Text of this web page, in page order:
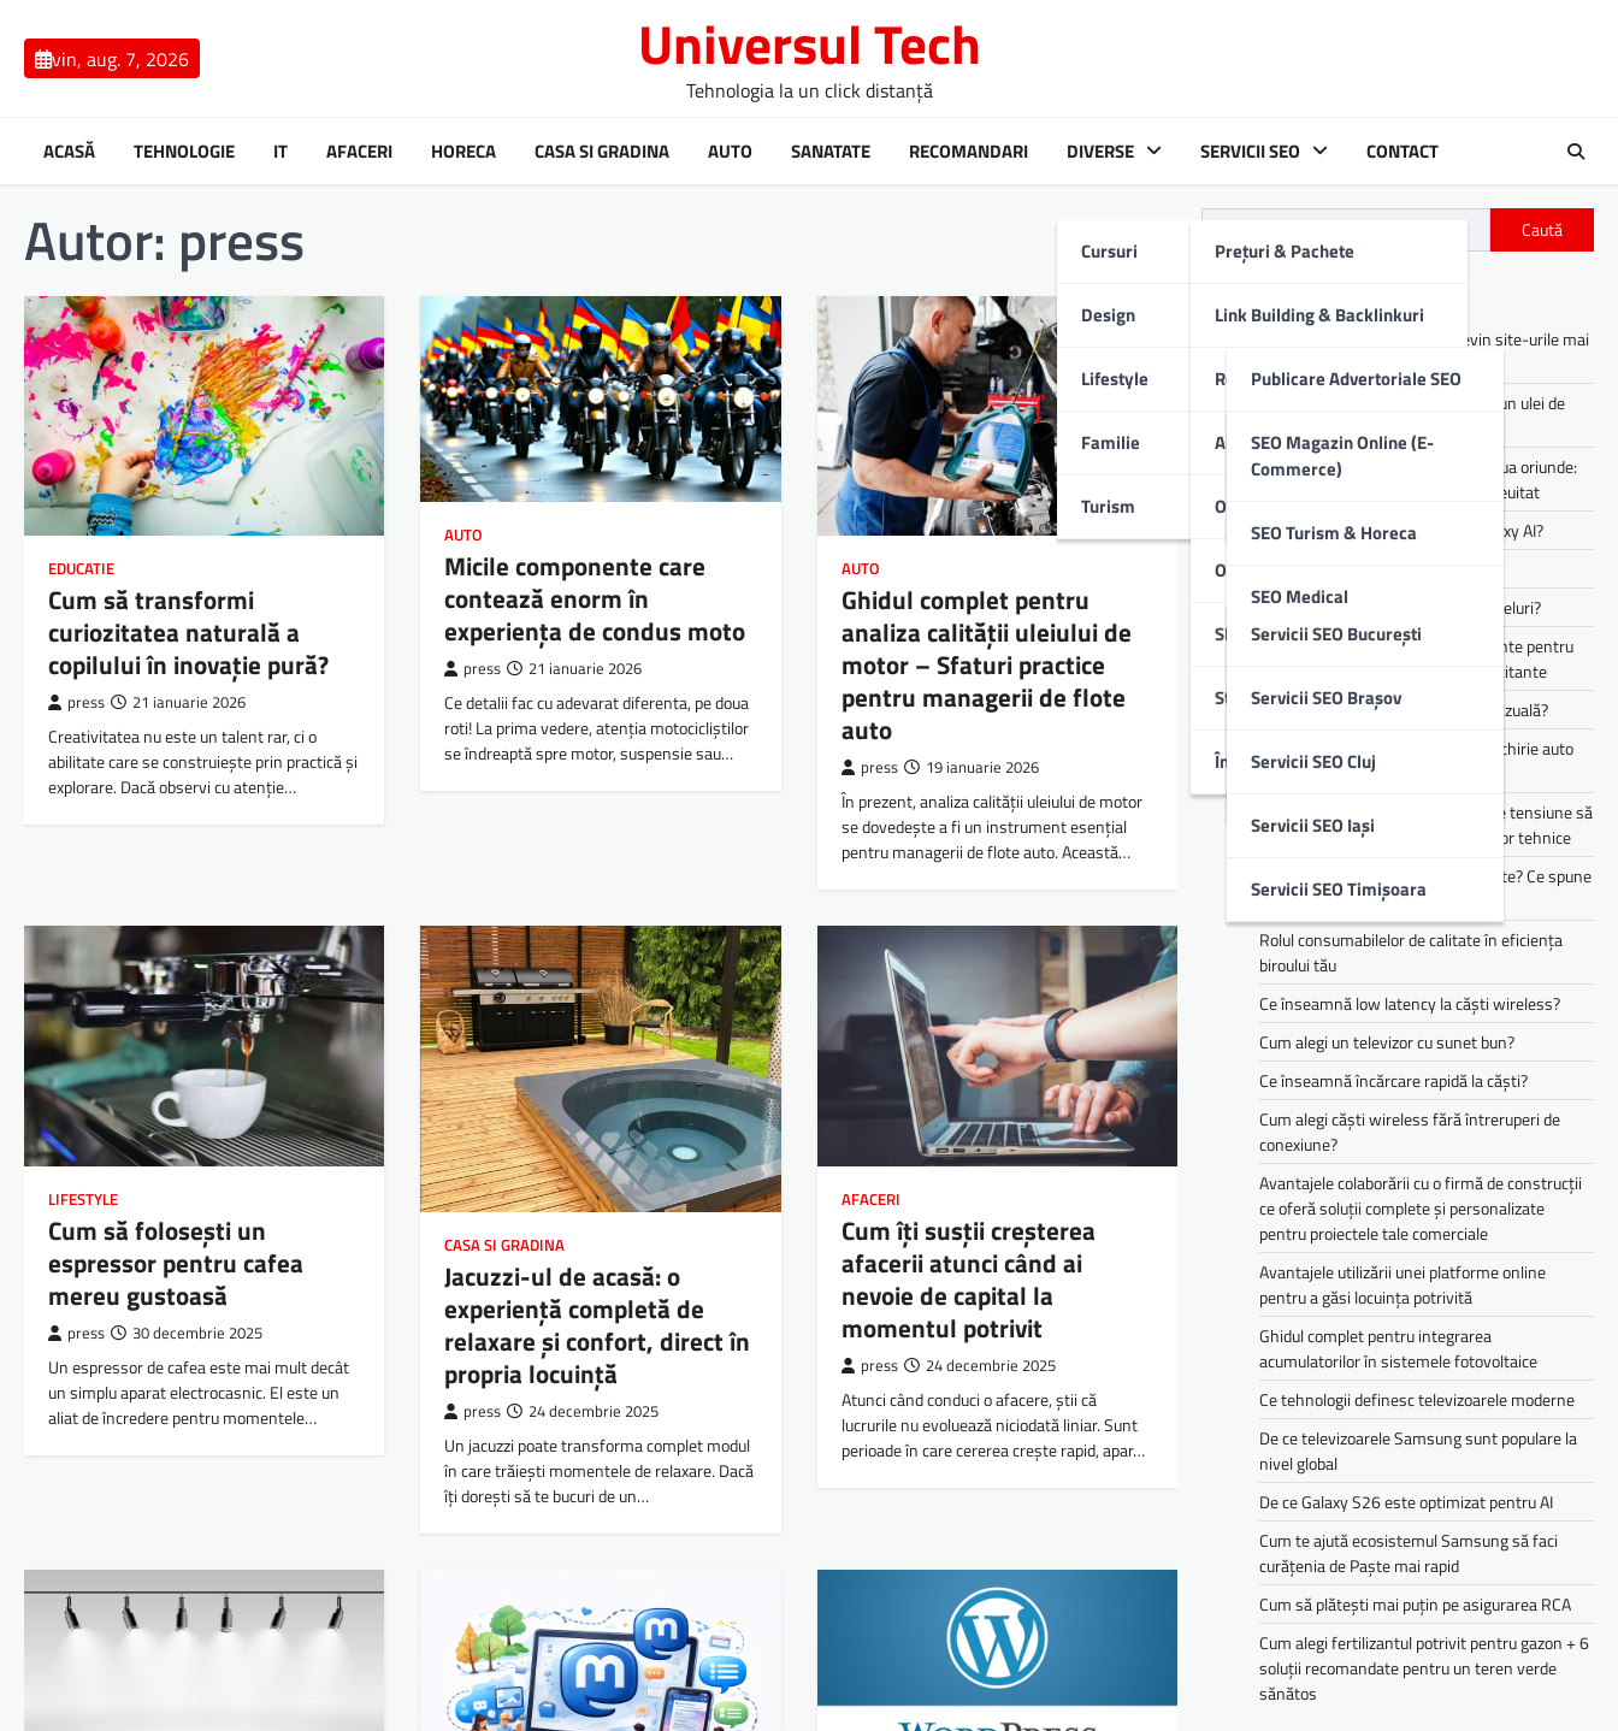
contentvin, aug. 7, 2026 Universul Tech
Tehnologia la un click distanță
ACASĂ TEHNOLOGIE IT AFACERI HORECA CASA SI GRADINA AUTO SANATATE RECOMANDARI DIVERSE
Cursuri
Design
Lifestyle
Familie
Turism
SERVICII SEO
Prețuri & Pachete
Link Building & Backlinkuri
Redactare Conținut SEO
Publicare Advertoriale SEO
Comunicate De Presă
Audit SEO Tehnic
SEO Magazin Online (E-
Commerce)
SEO Turism & Horeca
SEO Medical
Optimizare SEO On-Page
Optimizare SEO Off-Page
SEO LocalServicii SEO București
Servicii SEO Brașov
Servicii SEO Cluj
Servicii SEO Iași
Servicii SEO Timișoara
Studii De Caz
Întrebări Frecvente (FAQ)
CONTACT
Autor: press
EDUCATIE
Cum să transformi
curiozitatea naturală a
copilului în inovație pură?
press 21 ianuarie 2026
Creativitatea nu este un talent rar, ci o
abilitate care se construiește prin practică și
explorare. Dacă observi cu atenție…
AUTO
Micile componente care
contează enorm în
experiența de condus moto
press 21 ianuarie 2026
Ce detalii fac cu adevarat diferenta, pe doua
roti! La prima vedere, atenția motocicliștilor
se îndreaptă spre motor, suspensie sau…
AUTO
Ghidul complet pentru
analiza calității uleiului de
motor – Sfaturi practice
pentru managerii de flote
auto
press 19 ianuarie 2026
În prezent, analiza calității uleiului de motor
se dovedește a fi un instrument esențial
pentru managerii de flote auto. Această…
LIFESTYLE
Cum să folosești un
espressor pentru cafea
mereu gustoasă
press 30 decembrie 2025
Un espressor de cafea este mai mult decât
un simplu aparat electrocasnic. El este un
aliat de încredere pentru momentele…
CASA SI GRADINA
Jacuzzi-ul de acasă: o
experiență completă de
relaxare și confort, direct în
propria locuință
press 24 decembrie 2025
Un jacuzzi poate transforma complet modul
în care trăiești momentele de relaxare. Dacă
îți dorești să te bucuri de un…
AFACERI
Cum îți susții creșterea
afacerii atunci când ai
nevoie de capital la
momentul potrivit
press 24 decembrie 2025
Atunci când conduci o afacere, știi că
lucrurile nu evoluează niciodată liniar. Sunt
perioade în care cererea crește rapid, apar…
Caută
Asistenții digitali cu AI: cum devin site-urile mai
Cum îți afectează motorul mașinii un ulei de
Experiența de party pe care o poți lua oriunde:
sunet portabil pentru vibe-uri de neuitat
Cum lucrezi mai rapid folosind Galaxy AI?
Cum alegi căști pentru muncă și apeluri?
Te simți mereu obosit? Ce suplimente pentru
energie pot ajuta în perioadele solicitante
Cum îți transformă AI experiența vizuală?
Cele mai populare branduri pentru chirie auto
din flota Justrent
Cum te pot ajuta stabilizatoarele de tensiune să
reduci riscurile asociate defecțiunilor tehnice
Copilul tău mănâncă doar 3 alimente? Ce spune
asta despre dezvoltarea lui
Rolul consumabilelor de calitate în eficiența
biroului tău
Ce înseamnă low latency la căști wireless?
Cum alegi un televizor cu sunet bun?
Ce înseamnă încărcare rapidă la căști?
Cum alegi căști wireless fără întreruperi de
conexiune?
Avantajele colaborării cu o firmă de construcții
ce oferă soluții complete și personalizate
pentru proiectele tale comerciale
Avantajele utilizării unei platforme online
pentru a găsi locuința potrivită
Ghidul complet pentru integrarea
acumulatorilor în sistemele fotovoltaice
Ce tehnologii definesc televizoarele moderne
De ce televizoarele Samsung sunt populare la
nivel global
De ce Galaxy S26 este optimizat pentru AI
Cum te ajută ecosistemul Samsung să faci
curățenia de Paște mai rapid
Cum să plătești mai puțin pe asigurarea RCA
Cum alegi fertilizantul potrivit pentru gazon + 6
soluții recomandate pentru un teren verde
sănătos